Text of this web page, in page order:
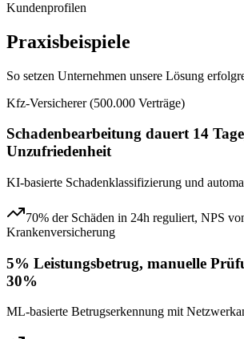
Kundenprofilen
Praxisbeispiele
So setzen Unternehmen unsere Lösung
Kfz-Versicherer (500.000 Verträge)
Schadenbearbeitung dauert 14
Unzufriedenheit
KI-basierte Schadenklassifizierung und
70% der Schäden in 24h reguliert, NPS
Krankenversicherung
5% Leistungsbetrug, manuelle
30%
ML-basierte Betrugserkennung mit